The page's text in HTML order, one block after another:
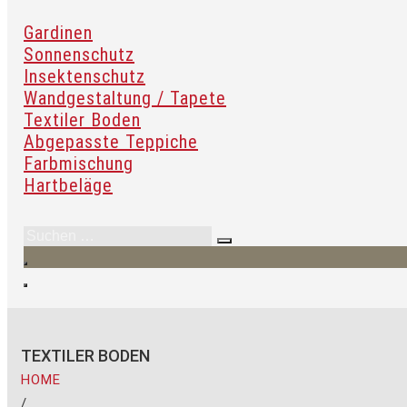
Gardinen
Sonnenschutz
Insektenschutz
Wandgestaltung / Tapete
Textiler Boden
Abgepasste Teppiche
Farbmischung
Hartbeläge
TEXTILER BODEN
HOME
/